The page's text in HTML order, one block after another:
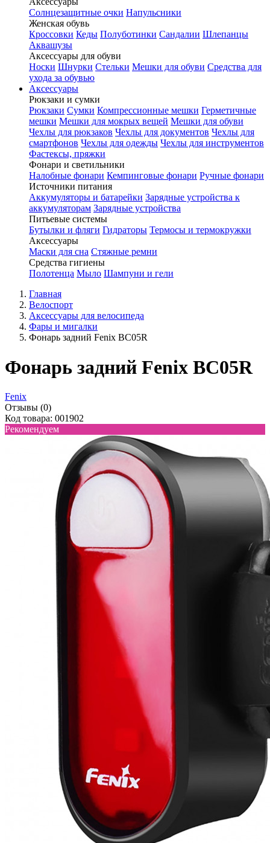
Солнцезащитные очки Напульсники
Женская обувь
Кроссовки Кеды Полуботинки Сандалии Шлепанцы
Аквашузы
Аксессуары для обуви
Носки Шнурки Стельки Мешки для обуви Средства для
ухода за обувью
Аксессуары
Рюкзаки и сумки
Рюкзаки Сумки Компрессионные мешки Герметичные
мешки Мешки для мокрых вещей Мешки для обуви
Чехлы для рюкзаков Чехлы для документов Чехлы для
смартфонов Чехлы для одежды Чехлы для инструментов
Фастексы, пряжки
Фонари и светильники
Налобные фонари Кемпинговые фонари Ручные фонари
Источники питания
Аккумуляторы и батарейки Зарядные устройства к
аккумуляторам Зарядные устройства
Питьевые системы
Бутылки и фляги Гидраторы Термосы и термокружки
Аксессуары
Маски для сна Стяжные ремни
Средства гигиены
Полотенца Мыло Шампуни и гели
Главная
Велоспорт
Аксессуары для велосипеда
Фары и мигалки
Фонарь задний Fenix BC05R
Фонарь задний Fenix BC05R
Fenix
Отзывы (0)
Код товара: 001902
Рекомендуем